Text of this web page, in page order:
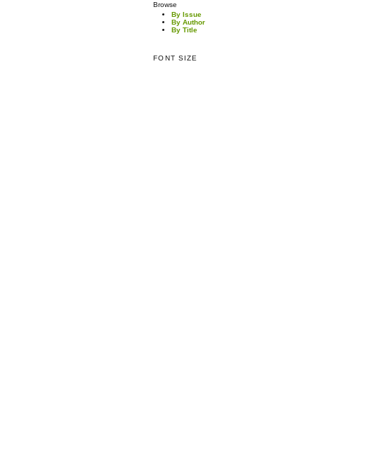
Browse
By Issue
By Author
By Title
FONT SIZE